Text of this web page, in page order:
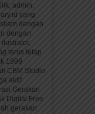
admin,
yang
dengan
dengan
terus tetap
1999
CBM Studio
aktif
Gerakan
Digital Free
gerakan